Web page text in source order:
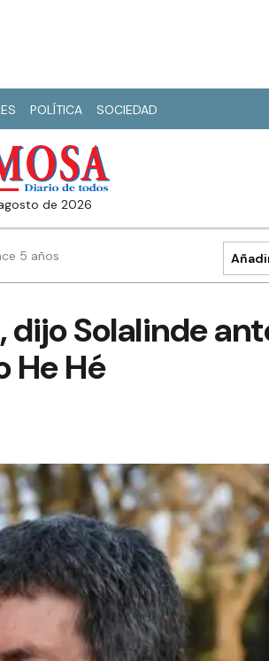
POLÍTICA SOCIEDAD
de 2026
5 años
dijo Solalinde
He Hé